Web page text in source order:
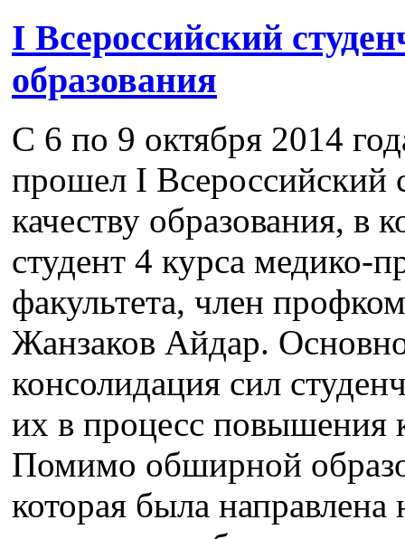
I Всероссийский
образования
С 6 по 9 октября 2014
прошел I Всероссийский
качеству образования, в
студент 4 курса медико-
факультета, член
Жанзаков Айдар.
консолидация сил
их в процесс повышения
Помимо обширной
которая была